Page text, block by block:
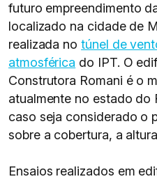
futuro empreendimento
localizado na cidade de
realizada notúnel de
atmosférica do IPT. O
Construtora Romani é o
atualmente no estado do
caso seja considerado o
sobre a cobertura, a
Ensaios realizados em